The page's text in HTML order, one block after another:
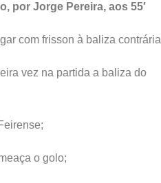
por Jorge Pereira, aos 55′
com frisson à baliza contrária
vez na partida a baliza do
o golo;